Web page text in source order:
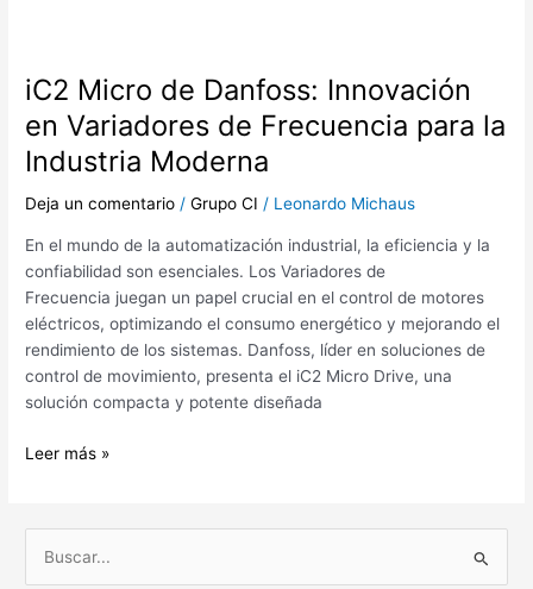
iC2 Micro de Danfoss: Innovación
en Variadores de Frecuencia para la
Industria Moderna
Deja un comentario /Grupo CI / Leonardo Michaus
En el mundo de la automatización industrial, la eficiencia y la
confiabilidad son esenciales. Los Variadores de
Frecuencia juegan un papel crucial en el control de motores
eléctricos, optimizando el consumo energético y mejorando el
rendimiento de los sistemas. Danfoss, líder en soluciones de
control de movimiento, presenta el iC2 Micro Drive, una
solución compacta y potente diseñada
Leer más »